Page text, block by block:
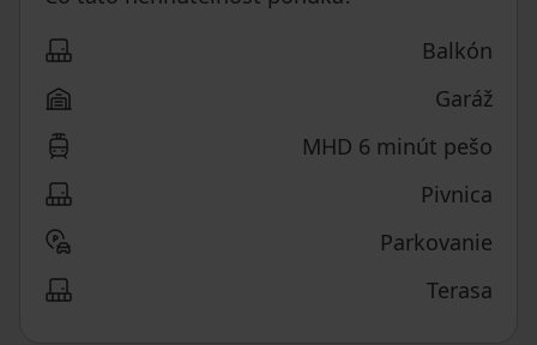
Balkón
Garáž
MHD 6 minút pešo
Pivnica
Parkovanie
Terasa